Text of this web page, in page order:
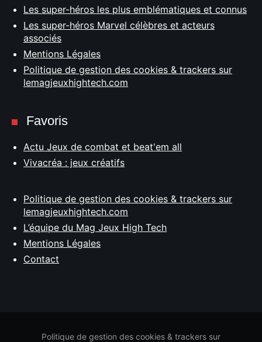
Les super-héros les plus emblématiques et connus
Les super-héros Marvel célèbres et acteurs
associés
Mentions Légales
Politique de gestion des cookies & trackers sur
lemagjeuxhightech.com
Favoris
Actu Jeux de combat et beat'em all
Vivacréa : jeux créatifs
Politique de gestion des cookies & trackers sur
lemagjeuxhightech.com
L’équipe du Mag Jeux High Tech
Mentions Légales
Contact
Politique de gestion des cookies & trackers sur